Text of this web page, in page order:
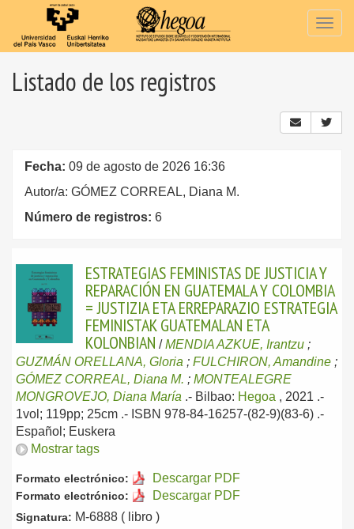
Listado de los registros
Fecha: 09 de agosto de 2026 16:36
Autor/a: GÓMEZ CORREAL, Diana M.
Número de registros: 6
ESTRATEGIAS FEMINISTAS DE JUSTICIA Y
REPARACIÓN EN GUATEMALA Y COLOMBIA
= JUSTIZIA ETA ERREPARAZIO ESTRATEGIA
FEMINISTAK GUATEMALAN ETA
KOLONBIAN /MENDIA AZKUE, Irantzu ;
GUZMÁN ORELLANA, Gloria ; FULCHIRON, Amandine ;
GÓMEZ CORREAL, Diana M. ; MONTEALEGRE
MONGROVEJO, Diana María .- Bilbao: Hegoa , 2021 .-
1vol; 119pp; 25cm .- ISBN 978-84-16257-(82-9)(83-6) .-
Español; Euskera
Mostrar tags
Formato electrónico: Descargar PDF
Formato electrónico: Descargar PDF
Signatura: M-6888 ( libro )